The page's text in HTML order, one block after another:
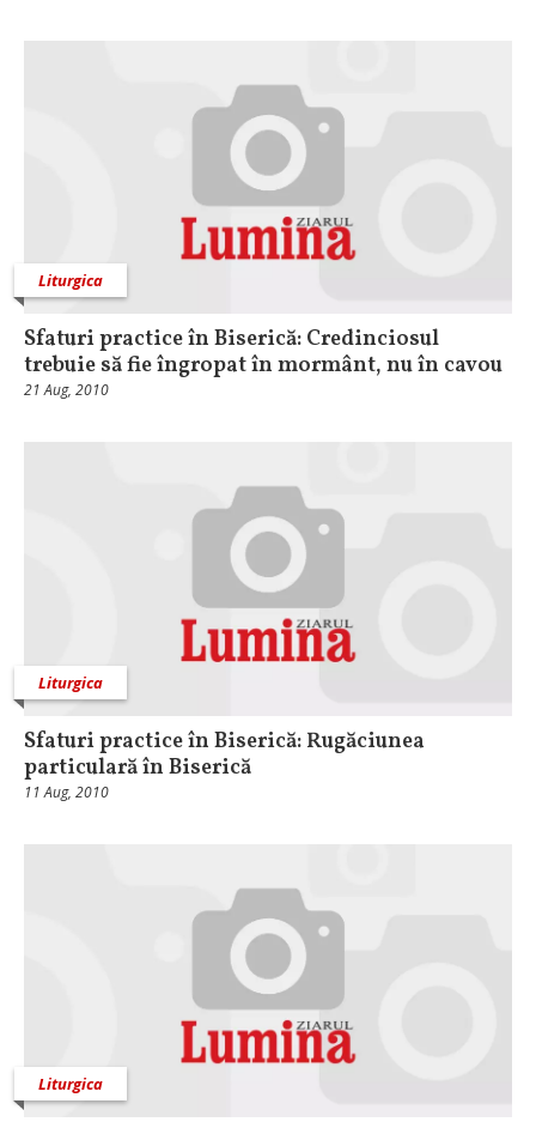
Liturgica
Sfaturi practice în Biserică: Credinciosul
trebuie să fie îngropat în mormânt, nu în cavou
21 Aug, 2010
Liturgica
Sfaturi practice în Biserică: Rugăciunea
particulară în Biserică
11 Aug, 2010
Liturgica